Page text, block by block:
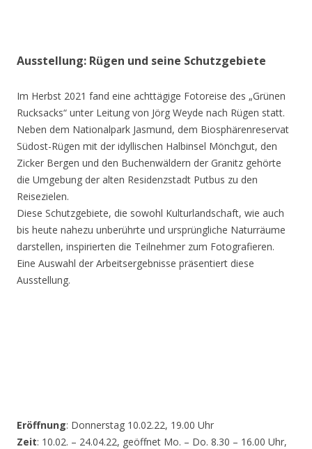
Ausstellung: Rügen und seine Schutzgebiete
Im Herbst 2021 fand eine achttägige Fotoreise des „Grünen
Rucksacks“ unter Leitung von Jörg Weyde nach Rügen statt.
Neben dem Nationalpark Jasmund, dem Biosphärenreservat
Südost-Rügen mit der idyllischen Halbinsel Mönchgut, den
Zicker Bergen und den Buchenwäldern der Granitz gehörte
die Umgebung der alten Residenzstadt Putbus zu den
Reisezielen.
Diese Schutzgebiete, die sowohl Kulturlandschaft, wie auch
bis heute nahezu unberührte und ursprüngliche Naturräume
darstellen, inspirierten die Teilnehmer zum Fotografieren.
Eine Auswahl der Arbeitsergebnisse präsentiert diese
Ausstellung.
Eröffnung: Donnerstag 10.02.22, 19.00 Uhr
Zeit: 10.02. – 24.04.22, geöffnet Mo. – Do. 8.30 – 16.00 Uhr,